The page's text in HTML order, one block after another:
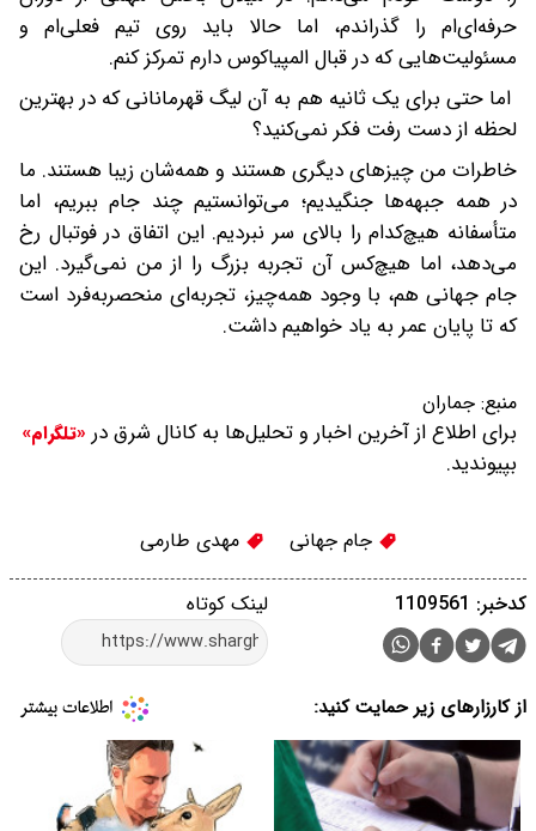
حرفه‌ای‌ام را گذراندم، اما حالا باید روی تیم فعلی‌ام و
مسئولیت‌هایی که در قبال المپیاکوس دارم تمرکز کنم.
اما حتی برای یک ثانیه هم به آن لیگ قهرمانانی که در بهترین
لحظه از دست رفت فکر نمی‌کنید؟
خاطرات من چیزهای دیگری هستند و همه‌شان زیبا هستند. ما
در همه جبهه‌ها جنگیدیم؛ می‌توانستیم چند جام ببریم، اما
متأسفانه هیچ‌کدام را بالای سر نبردیم. این اتفاق در فوتبال رخ
می‌دهد، اما هیچ‌کس آن تجربه بزرگ را از من نمی‌گیرد. این
جام جهانی هم، با وجود همه‌چیز، تجربه‌ای منحصربه‌فرد است
که تا پایان عمر به یاد خواهیم داشت.
منبع: جماران
برای اطلاع از آخرین اخبار و تحلیل‌ها به کانال شرق در «تلگرام»
بپیوندید.
جام جهانی مهدی طارمی
لینک کوتاه کدخبر: 1109561
از کارزارهای زیر حمایت کنید: